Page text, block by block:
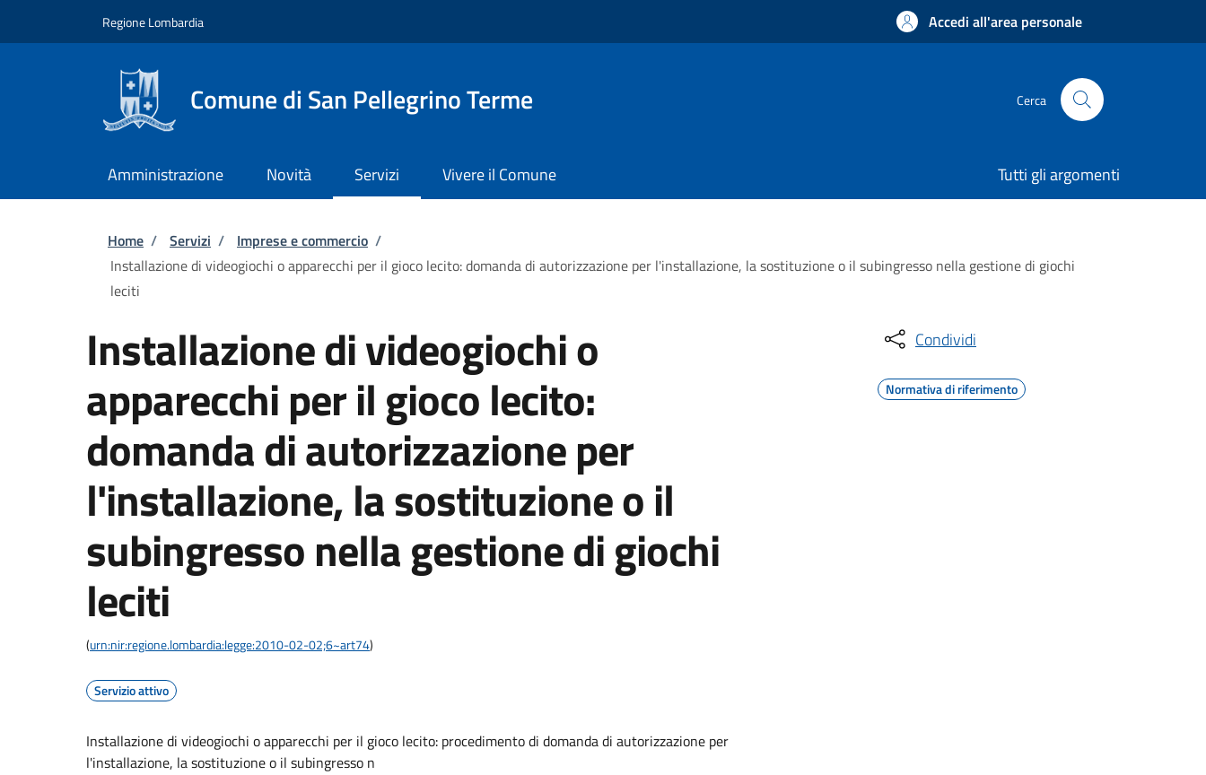
Regione Lombardia Accedi all'area personale
Comune di San Pellegrino Terme Cerca
Amministrazione Novità Servizi Vivere il Comune Tutti gli argomenti
Briciole di pane
Home / Servizi / Imprese e commercio /
Installazione di videogiochi o apparecchi per il gioco lecito: domanda di autorizzazione per l'installazione, la sostituzione o il subingresso nella gestione di giochi
leciti
Installazione di videogiochi o
apparecchi per il gioco lecito:
domanda di autorizzazione per
l'installazione, la sostituzione o il
subingresso nella gestione di giochi
leciti
(urn:nir:regione.lombardia:legge:2010-02-02;6~art74)
Servizio attivo
Installazione di videogiochi o apparecchi per il gioco lecito: procedimento di domanda di autorizzazione per
l'installazione, la sostituzione o il subingresso n
Condividi
Normativa di riferimento